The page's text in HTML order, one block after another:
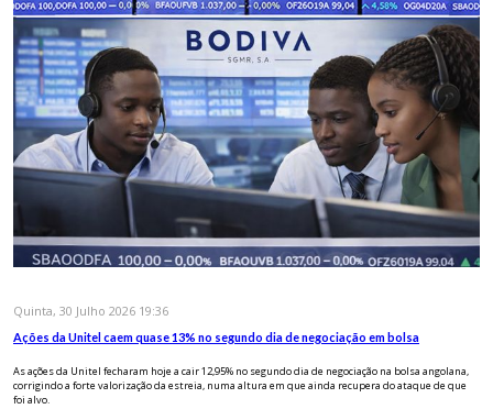
Quinta, 30 Julho 2026 19:36
Ações da Unitel caem quase 13% no segundo dia de negociação em bolsa
As ações da Unitel fecharam hoje a cair 12,95% no segundo dia de negociação na bolsa angolana,
corrigindo a forte valorização da estreia, numa altura em que ainda recupera do ataque de que
foi alvo.